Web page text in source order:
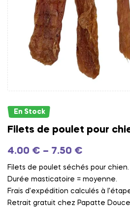
En Stock
Filets de poulet pour
4.00 € – 7.50 €
Filets de poulet séchés pour chien.
Durée masticatoire = moyenne.
Frais d’expédition calculés à
Retrait gratuit chez Papatte